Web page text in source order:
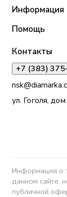
Информация
Помощь
Контакты
+7 (383)
ул. Гоголя,
Информация о
данном сайте,
публичной